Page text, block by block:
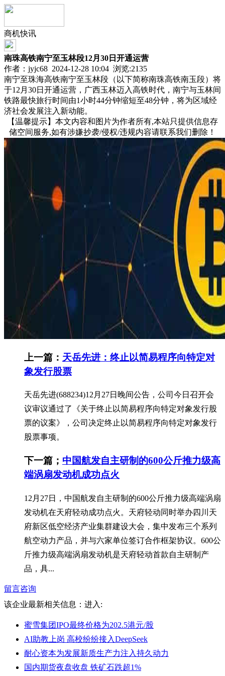
商机快讯
南珠高铁南宁至玉林段12月30日开通运营
作者：jyjc68 2024-12-28 10:04 浏览:2135
南宁至珠海高铁南宁至玉林段（以下简称南珠高铁南玉段）将
于12月30日开通运营，广西玉林迈入高铁时代，南宁与玉林间
铁路最快旅行时间由1小时44分钟缩短至48分钟，将为区域经
济社会发展注入新动能。
【温馨提示】本文内容和图片为作者所有,本站只提供信息存
储空间服务,如有涉嫌抄袭/侵权/违规内容请联系我们删除！
上一篇： 天岳先进：终止以简易程序向特定对
象发行股票
天岳先进(688234)12月27日晚间公告，公司今日召开会
议审议通过了《关于终止以简易程序向特定对象发行股
票的议案》，公司决定终止以简易程序向特定对象发行
股票事项。
下一篇； 中国航发自主研制的600公斤推力级高
端涡扇发动机成功点火
12月27日，中国航发自主研制的600公斤推力级高端涡扇
发动机在天府轻动成功点火。天府轻动同时举办四川天
府新区低空经济产业集群建设大会，集中发布三个系列
航空动力产品，并与六家单位签订合作框架协议。600公
斤推力级高端涡扇发动机是天府轻动首款自主研制产
品，具...
留言咨询
该企业最新相关信息： 进入:
蜜雪集团IPO最终价格为202.5港元/股
AI助教上岗 高校纷纷接入DeepSeek
耐心资本为发展新质生产力注入持久动力
国内期货夜盘收盘 铁矿石跌超1%